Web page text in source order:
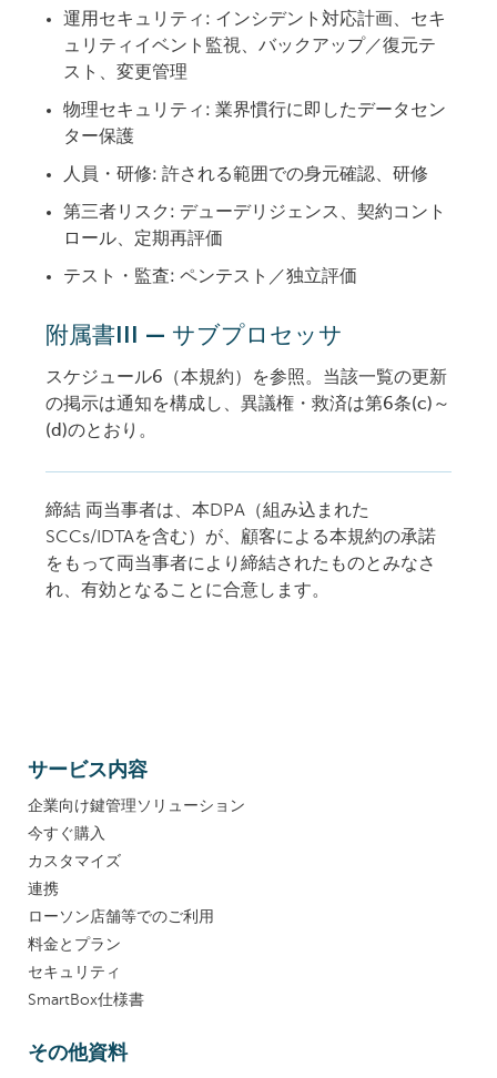
運用セキュリティ: インシデント対応計画、セキ
ュリティイベント監視、バックアップ／復元テ
スト、変更管理
物理セキュリティ: 業界慣行に即したデータセン
ター保護
人員・研修: 許される範囲での身元確認、研修
第三者リスク: デューデリジェンス、契約コント
ロール、定期再評価
テスト・監査: ペンテスト／独立評価
附属書III — サブプロセッサ
スケジュール6（本規約）を参照。当該一覧の更新
の掲示は通知を構成し、異議権・救済は第6条(c)～
(d)のとおり 。
締結 両当事者は、本DPA（組み込まれた
SCCs/IDTAを含む）が、顧客による本規約の承諾
をもって両当事者により締結されたものとみなさ
れ、有効となることに合意します。
サービス内容
企業向け鍵管理ソリューション
今すぐ購入
カスタマイズ
連携
ローソン店舗等でのご利用
料金とプラン
セキュリティ
SmartBox仕様書
その他資料